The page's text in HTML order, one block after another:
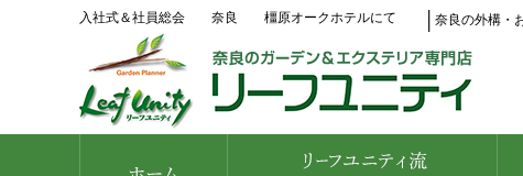
入社式＆社員総会 奈良 橿原オークホテルにて 奈良の外構・